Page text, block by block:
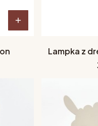
Lampka z